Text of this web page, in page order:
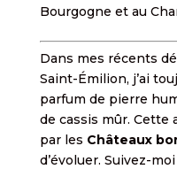
Bourgogne et au
Dans mes récents
Saint-Émilion, j’ai
parfum de pierre
de cassis mûr. Cette
par les Châteaux
d’évoluer. Suivez-